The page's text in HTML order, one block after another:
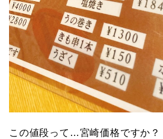
この値段って…宮崎価格ですか？